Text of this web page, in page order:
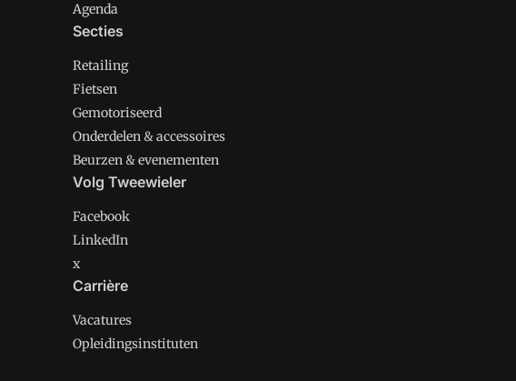
Agenda
Secties
Retailing
Fietsen
Gemotoriseerd
Onderdelen & accessoires
Beurzen & evenementen
Volg Tweewieler
Facebook
LinkedIn
x
Carrière
Vacatures
Opleidingsinstituten